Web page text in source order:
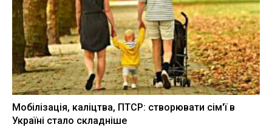
Мобілізація, каліцтва, ПТСР: створювати сім'ї в
Україні стало складніше